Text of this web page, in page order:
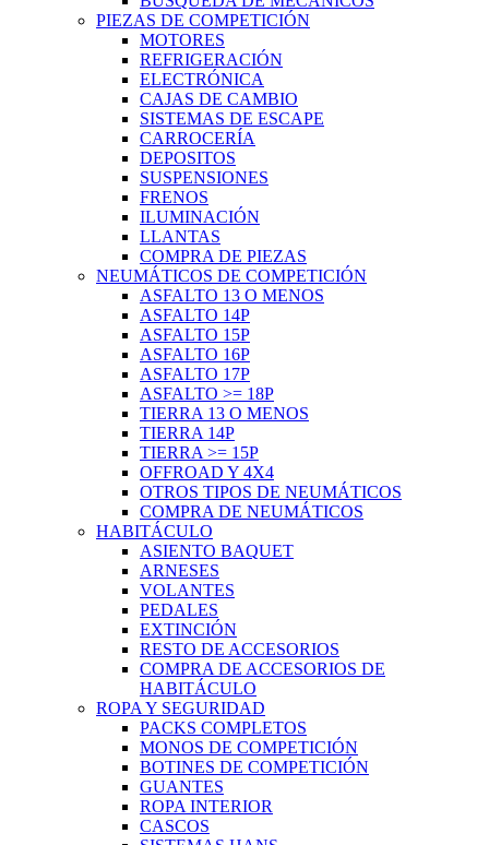
PIEZAS DE COMPETICIÓN
MOTORES
REFRIGERACIÓN
ELECTRÓNICA
CAJAS DE CAMBIO
SISTEMAS DE ESCAPE
CARROCERÍA
DEPOSITOS
SUSPENSIONES
FRENOS
ILUMINACIÓN
LLANTAS
COMPRA DE PIEZAS
NEUMÁTICOS DE COMPETICIÓN
ASFALTO 13 O MENOS
ASFALTO 14P
ASFALTO 15P
ASFALTO 16P
ASFALTO 17P
ASFALTO >= 18P
TIERRA 13 O MENOS
TIERRA 14P
TIERRA >= 15P
OFFROAD Y 4X4
OTROS TIPOS DE NEUMÁTICOS
COMPRA DE NEUMÁTICOS
HABITÁCULO
ASIENTO BAQUET
ARNESES
VOLANTES
PEDALES
EXTINCIÓN
RESTO DE ACCESORIOS
COMPRA DE ACCESORIOS DE
HABITÁCULO
ROPA Y SEGURIDAD
PACKS COMPLETOS
MONOS DE COMPETICIÓN
BOTINES DE COMPETICIÓN
GUANTES
ROPA INTERIOR
CASCOS